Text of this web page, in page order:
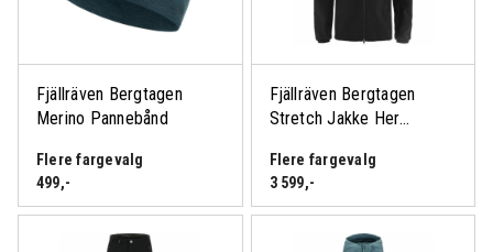
Fjällräven Bergtagen
Merino Pannebånd
Flere fargevalg
499,-
Fjällräven Bergtagen
Stretch Jakke Her...
Flere fargevalg
3 599,-